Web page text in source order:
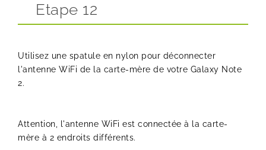
Etape 12
Utilisez une spatule en nylon pour déconnecter
l'antenne WiFi de la carte-mère de votre Galaxy Note
2.
Attention, l'antenne WiFi est connectée à la carte-
mère à 2 endroits différents.